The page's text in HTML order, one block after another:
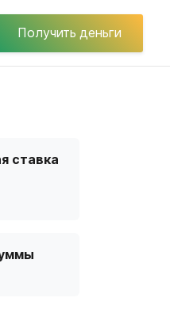
Получить деньги
ставка